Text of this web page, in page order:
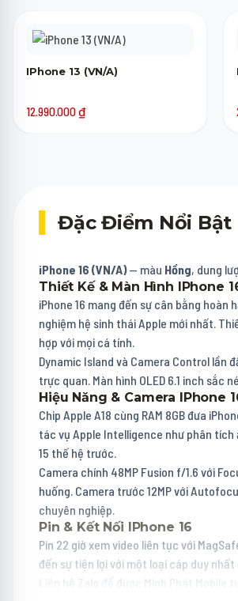
IPhone 13 (VN/A)
12.990.000₫
Đặc Điểm Nổi Bật
iPhone 16 (VN/A)— màu Hồng, dung
Thiết Kế & Màn Hình IPhone
iPhone 16 mang đến sự cân bằng
nghiệm hệ sinh thái Apple mới nhất.
hợp với mọi cá tính.
Dynamic Island và Camera Control lần
trực quan. Màn hình OLED 6.1 inch
Hiệu Năng & Camera IPhone
Chip Apple A18 cùng RAM 8GB đưa
tác vụ Apple Intelligence như phân tích
15 thế hệ trước.
Camera chính 48MP Fusion f/1.6 với
huống. Camera trước 12MP với
chuyên nghiệp.
Pin & Kết Nối IPhone 16
Pin 22 giờ xem video liên tục với
đến sự tiện lợi với một loại cáp duy
Liên hệ Zalo để được Minh Phát Mobile